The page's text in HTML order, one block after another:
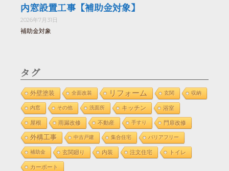
内窓設置工事【補助金対象】
2026年7月31日
補助金対象
タグ
外壁塗装 全面改装 リフォーム 玄関 収納
内窓 その他 洗面所 キッチン 浴室
屋根 雨漏改修 不動産 手すり 門扉改修
外構工事 中古戸建 集合住宅 バリアフリー
補助金 玄関廻り 内装 注文住宅 トイレ
カーポート